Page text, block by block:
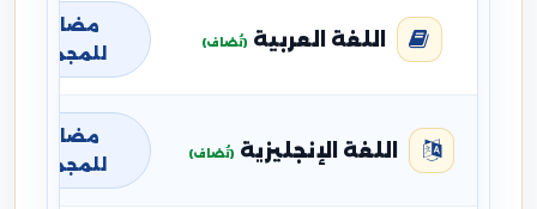
اللغة العربية (تُضاف)
مضافة
للمجموع
اللغة الإنجليزية (تُضاف)
مضافة
للمجموع